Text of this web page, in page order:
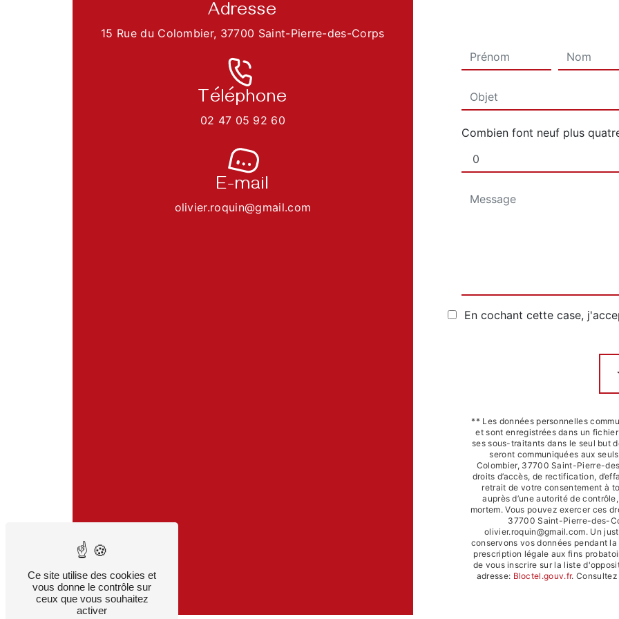
Combien font neuf plus
En cochant cette case,
** Les données personnelles
et sont enregistrées dans un
ses sous-traitants dans le seul but
seront communiquées aux
Colombier, 37700 Saint-Pierre-
droits d’accès, de rectification,
retrait de votre consentement à
auprès d’une autorité de
mortem. Vous pouvez exercer ces
37700 Saint-Pierre-des-
olivier.roquin@gmail.com. Un
conservons vos données pendant
prescription légale aux fins
de vous inscrire sur la liste
adresse: Bloctel.gouv.fr.
Adresse
15 Rue du Colombier, 37700 Saint-Pierre-des-Corps
Téléphone
02 47 05 92 60
E-mail
olivier.roquin@gmail.com
Ce site utilise des cookies et
vous donne le contrôle sur
ceux que vous souhaitez
activer